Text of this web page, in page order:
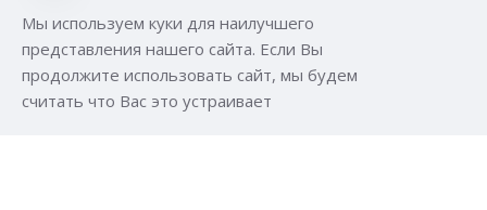
Мы используем куки для наилучшего
представления нашего сайта. Если Вы
продолжите использовать сайт, мы будем
считать что Вас это устраивает